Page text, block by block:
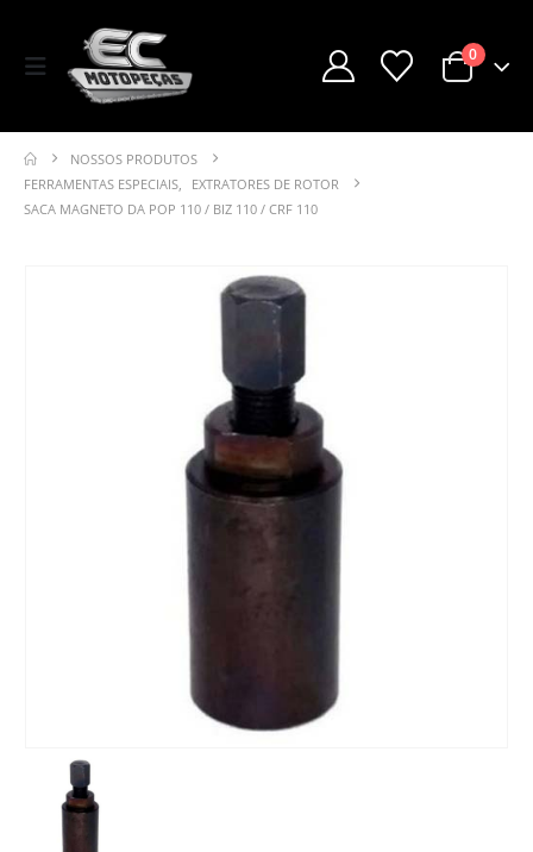
0
NOSSOS PRODUTOS
FERRAMENTAS ESPECIAIS,
EXTRATORES DE ROTOR
SACA MAGNETO DA POP 110 / BIZ 110 / CRF 110